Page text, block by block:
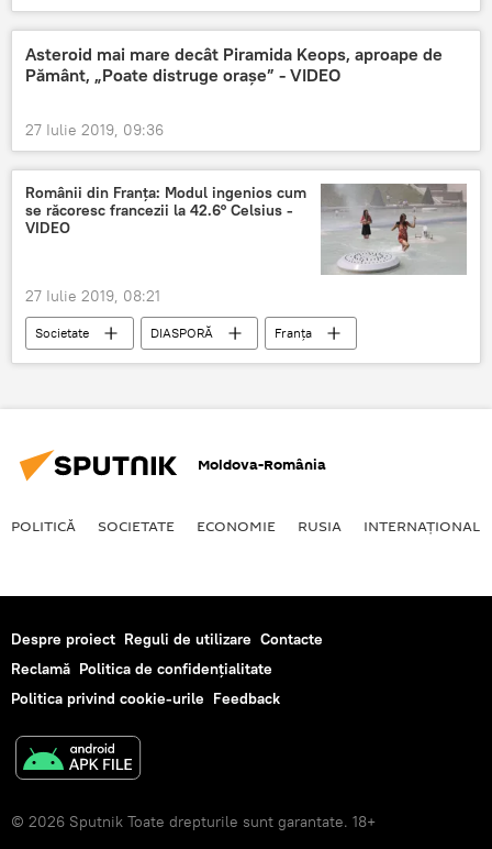
Fetele dispărute din Caracal - crimă odioasă
Asteroid mai mare decât Piramida Keops, aproape de
Pământ, „Poate distruge oraşe” - VIDEO
27 Iulie 2019, 09:36
Românii din Franţa: Modul ingenios cum
se răcoresc francezii la 42.6° Celsius -
VIDEO
27 Iulie 2019, 08:21
Societate DIASPORĂ
Franța
Căldură
Video
Moldova-România
POLITICĂ SOCIETATE ECONOMIE RUSIA INTERNAŢIONAL
Despre proiect Reguli de utilizare Contacte
Reclamă Politica de confidențialitate
Politica privind cookie-urile Feedback
© 2026 Sputnik Toate drepturile sunt garantate. 18+